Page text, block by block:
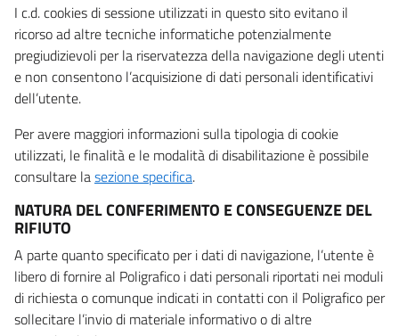
I c.d. cookies di sessione utilizzati in questo sito evitano il
ricorso ad altre tecniche informatiche potenzialmente
pregiudizievoli per la riservatezza della navigazione degli utenti
e non consentono l’acquisizione di dati personali identificativi
dell’utente.
Per avere maggiori informazioni sulla tipologia di cookie
utilizzati, le finalità e le modalità di disabilitazione è possibile
consultare lasezione specifica.
NATURA DEL CONFERIMENTO E CONSEGUENZE DEL
RIFIUTO
A parte quanto specificato per i dati di navigazione, l’utente è
libero di fornire al Poligrafico i dati personali riportati nei moduli
di richiesta o comunque indicati in contatti con il Poligrafico per
sollecitare l’invio di materiale informativo o di altre